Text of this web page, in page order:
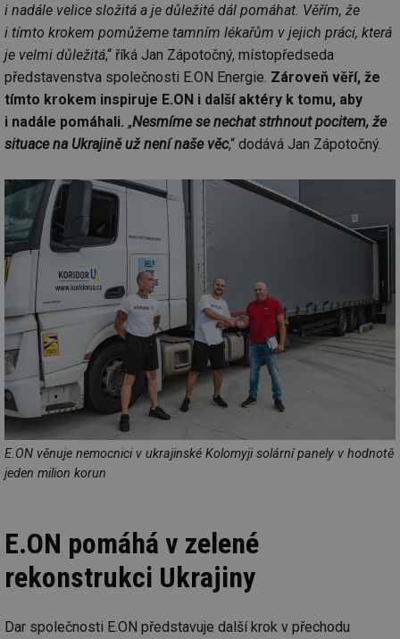
i nadále velice složitá a je důležité dál pomáhat. Věřím, že
i tímto krokem pomůžeme tamním lékařům v jejich práci, která
je velmi důležitá,“ říká Jan Zápotočný, místopředseda
představenstva společnosti E.ON Energie. Zároveň věří, že
tímto krokem inspiruje E.ON i další aktéry k tomu, aby
i nadále pomáhali. „Nesmíme se nechat strhnout pocitem, že
situace na Ukrajině už není naše věc,“ dodává Jan Zápotočný.
E.ON věnuje nemocnici v ukrajinské Kolomyji solární panely v hodnotě
jeden milion korun
E.ON pomáhá v zelené
rekonstrukci Ukrajiny
Dar společnosti E.ON představuje další krok v přechodu